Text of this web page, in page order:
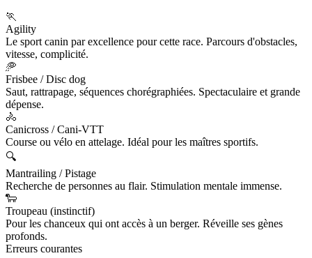
🏃
Agility
Le sport canin par excellence pour cette race. Parcours d'obstacles,
vitesse, complicité.
🥏
Frisbee / Disc dog
Saut, rattrapage, séquences chorégraphiées. Spectaculaire et grande
dépense.
🚴
Canicross / Cani-VTT
Course ou vélo en attelage. Idéal pour les maîtres sportifs.
🔍
Mantrailing / Pistage
Recherche de personnes au flair. Stimulation mentale immense.
🐑
Troupeau (instinctif)
Pour les chanceux qui ont accès à un berger. Réveille ses gènes
profonds.
Erreurs courantes